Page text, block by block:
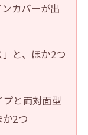
カバーが出
と、ほか2つ
と両対面型
2つ